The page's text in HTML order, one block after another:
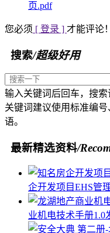
页.pdf
您必须 [ 登录 ] 才能评论！
搜索/超级好用
输入关键词后回车，搜索
关键词建议使用标准编
语。
最新精选资料/
企开发项目EHS管
业机电技术手册1.0